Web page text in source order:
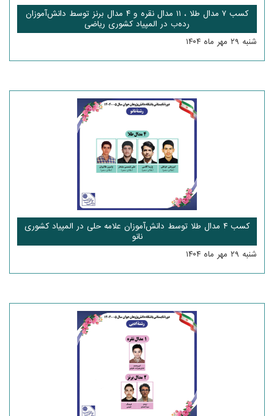
کسب ۷ مدال طلا ، ۱۱ مدال نقره و ۴ مدال برنز توسط دانش‌آموزان
رده‌ب در المپیاد کشوری ریاضی
شنبه ۲۹ مهر ماه ۱۴۰۴
کسب ۴ مدال طلا توسط دانش‌آموزان علامه حلی در المپیاد کشوری
نانو
شنبه ۲۹ مهر ماه ۱۴۰۴